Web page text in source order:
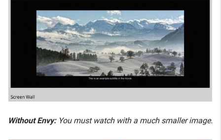
Without Envy:You must watch with a much smaller image.